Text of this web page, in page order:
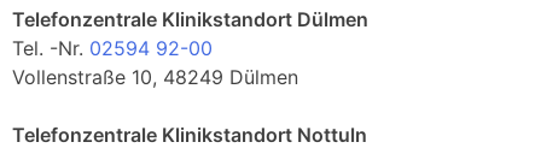
Telefonzentrale Klinikstandort Dülmen
Tel. -Nr. 02594 92-00
Vollenstraße 10, 48249 Dülmen
Telefonzentrale Klinikstandort Nottuln